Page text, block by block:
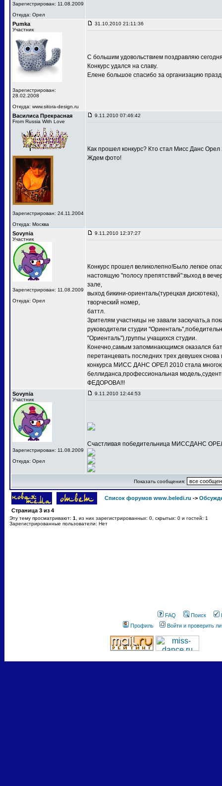
Зарегистрирован: 11.08.2009
Откуда: Орел
Pumka
Участник
Зарегистрирован:
28.02.2008
Откуда: www.sitora-design.ru
31.10.2010 21:11:36
С большим удовольствием поздравляю
Конкурс удался на славу.
Елене большое спасибо за организацию
Василиса Прекрасная
From Russia With Love
Зарегистрирован: 24.11.2004
Откуда: Москва
9.11.2010 07:46:42
Как прошел конкурс? Кто стал Мисс Данс Орел
Ждем фото!
Sovynia
Участник
Зарегистрирован: 11.08.2009
Откуда: Орел
9.11.2010 12:37:27
Конкурс прошел великолепно!Было легкое
настоящую "полосу препятствий":выход в
зале,
выход бикини-ориенталь(турецкая дискотека),
творческий номер,
баттл.
Зрителям участницы не завали заскучать,а
руководители студии
"Ориенталь"),группы учащихся студии.
Конечно,самым запоминающимся оказался
перетанцевать последних трех девушек
конкурса МИСС ДАНС ОРЕЛ 2010 стала
беллиданса,профессиональная
ФЕДОРОВА!!!
Sovynia
Участник
Зарегистрирован: 11.08.2009
Откуда: Орел
9.11.2010 12:44:53
Счастливая победительница МИССДАНС
Показать сообщения:
Список форумов www.beledi.ru ->
Страница 3 из 4
Эту тему просматривают: 1
, из них зарегистрированных: 0, скрытых: 0 и гостей: 1
Зарегистрированные пользователи: Нет
FAQ Поиск
Профиль
Войти и проверить